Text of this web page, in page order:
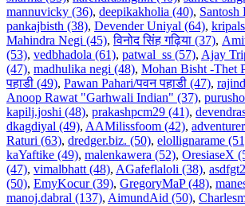
mannuvicky (36), deepikakholia (40),
pankajbisth (38), Devender Uniyal (64),
Mahindra Negi (45),विनोद सिंह गढ़िया (37),
(53), vedbhadola (61), patwal_ss (57), Ajay
(47), madhulika negi (48), Mohan Bisht -Thet
पहाडी (49), Pawan Pahari/पवन पहाडी (47),
Anoop Rawat "Garhwali Indian" (37),
kapilj.joshi (48), prakashpcm29 (41),
dkagdiyal (49), AAMilissfoom (42),
Raturi (63), dredger.biz. (50), elollignarame
kaYaftike (49), malenkawera (52), OresiaseX
(47), vimalbhatt (48), AGafeflaloli (38),
(50), EmyKocur (39), GregoryMaP (48),
manoj.dabral (137), AimundAid (50),